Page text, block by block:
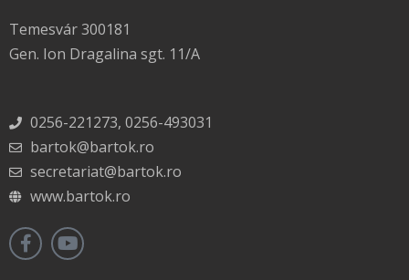
Temesvár 300181
Gen. Ion Dragalina sgt. 11/A
0256-221273, 0256-493031
bartok@bartok.ro
secretariat@bartok.ro
www.bartok.ro